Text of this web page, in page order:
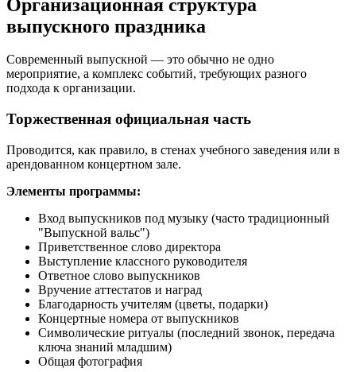
Организационная структура
выпускного праздника
Современный выпускной — это обычно не одно
мероприятие, а комплекс событий, требующих разного
подхода к организации.
Торжественная официальная часть
Проводится, как правило, в стенах учебного заведения или в
арендованном концертном зале.
Элементы программы:
Вход выпускников под музыку (часто традиционный
"Выпускной вальс")
Приветственное слово директора
Выступление классного руководителя
Ответное слово выпускников
Вручение аттестатов и наград
Благодарность учителям (цветы, подарки)
Концертные номера от выпускников
Символические ритуалы (последний звонок, передача
ключа знаний младшим)
Общая фотография